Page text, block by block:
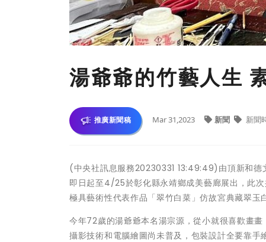
湯爺爺的竹藝人生
推廣新聞稿 Mar 31,2023 新聞 新聞
(中央社訊息服務20230331 13:49:49)由頂新和德
即日起至4/25於彰化縣永靖鄉成美藝廊展出，此
極具藝術性代表作品「翠竹白菜」仿故宮典藏翠玉
今年72歲的湯爺爺本名湯宗源，從小就很喜歡畫
攝影技術和電腦繪圖尚未普及，包裝設計全要靠手